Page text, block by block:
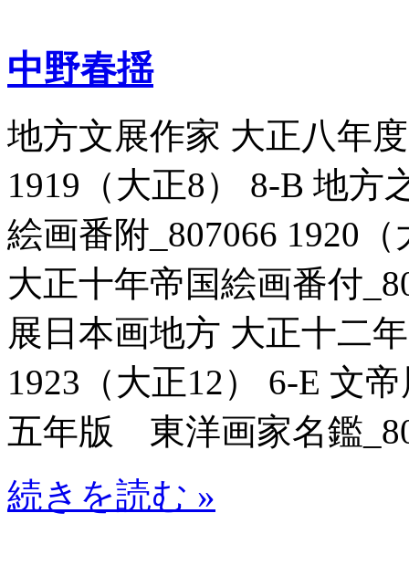
中野春揺
地方文展作家 大正八年
1919（大正8） 8-B 地方
絵画番附_807066 1920
大正十年帝国絵画番付
展日本画地方 大正十二
1923（大正12） 6-E 文
五年版 東洋画家名鑑
続きを読む »